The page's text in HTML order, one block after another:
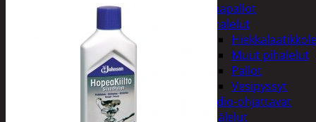
Ilmapallot
Pihalelut
Muut pihalelut
Pallot
Vesipyssyt
Radio-ohjattavat
Sisälelut